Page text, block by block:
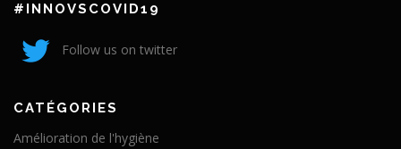
#INNOVSCOVID19
Follow us on twitter
CATÉGORIES
Amélioration de l'hygiène